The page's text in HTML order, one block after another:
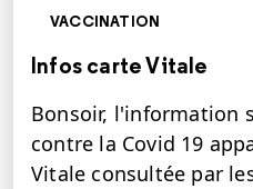
VACCINATION
Infos carte Vitale
Bonsoir, l'information
contre la Covid 19
Vitale consultée par